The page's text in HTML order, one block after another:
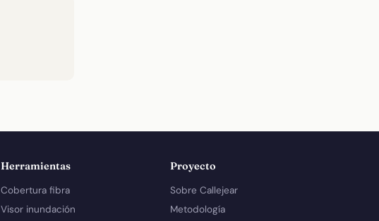
Herramientas
Cobertura fibra
Visor inundación
Proyecto
Sobre Callejear
Metodología